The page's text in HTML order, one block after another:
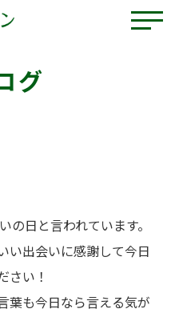
グ
の日と言われています。
い出会いに感謝して今日
さい！
葉も今日なら言える気が